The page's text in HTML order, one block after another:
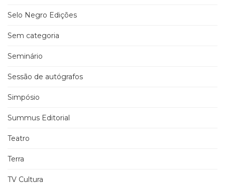
Selo Negro Edições
Sem categoria
Seminário
Sessão de autógrafos
Simpósio
Summus Editorial
Teatro
Terra
TV Cultura